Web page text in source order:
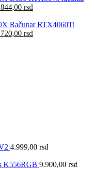
rsd
Računar RTX4060Ti
rsd
4.999,00 rsd
K556RGB 9.900,00 rsd